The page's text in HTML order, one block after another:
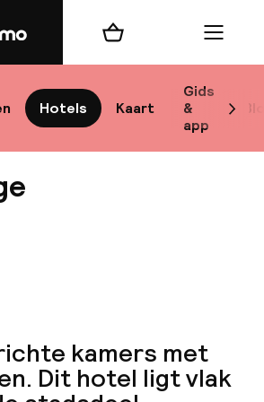
Hotels Kaart
Gids
&
app
Winkelmand Menu
kamers met
Dit hotel ligt vlak